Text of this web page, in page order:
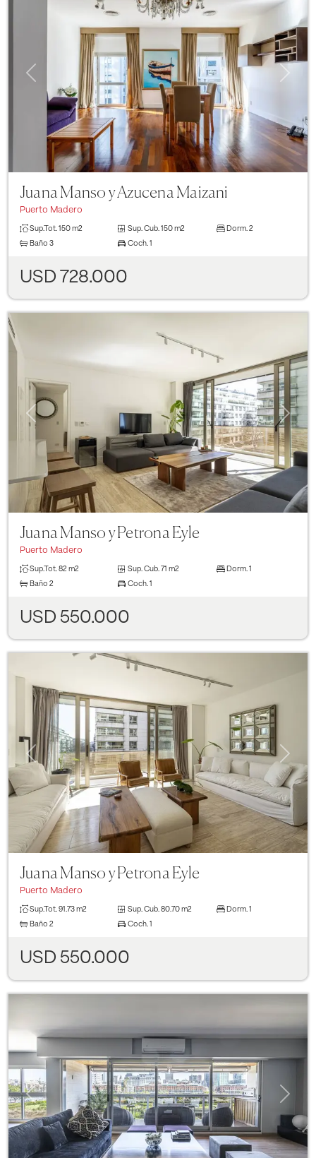
Previous Next
Juana Manso y Azucena Maizani
Puerto Madero
Sup.Tot. 150 m2 Sup. Cub. 150 m2 Dorm. 2
Baño 3 Coch. 1
USD 728.000
Previous Next
Juana Manso y Petrona Eyle
Puerto Madero
Sup.Tot.82 m2 Sup. Cub. 71 m2 Dorm. 1
Baño 2 Coch. 1
USD 550.000
Previous
Juana Manso y Petrona Eyle
Puerto Madero
Sup.Tot.91.73 m2 Sup. Cub. 80.70 m2 Dorm. 1
Baño 2 Coch. 1
USD 550.000
Previous